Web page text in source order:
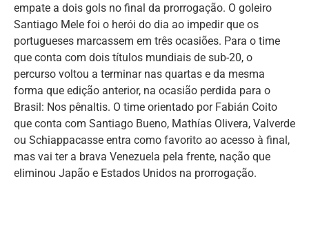
empate a dois gols no final da prorrogação. O goleiro
Santiago Mele foi o herói do dia ao impedir que os
portugueses marcassem em três ocasiões. Para o time
que conta com dois títulos mundiais de sub-20, o
percurso voltou a terminar nas quartas e da mesma
forma que edição anterior, na ocasião perdida para o
Brasil: Nos pênaltis. O time orientado por Fabián Coito
que conta com Santiago Bueno, Mathías Olivera, Valverde
ou Schiappacasse entra como favorito ao acesso à final,
mas vai ter a brava Venezuela pela frente, nação que
eliminou Japão e Estados Unidos na prorrogação.